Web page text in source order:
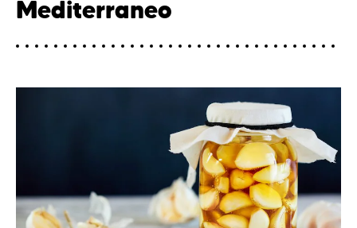
Mediterraneo